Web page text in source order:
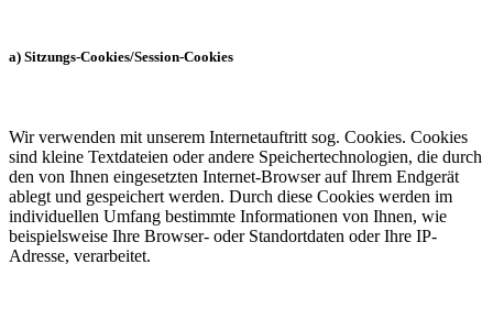
a) Sitzungs-Cookies/Session-Cookies
Wir verwenden mit unserem Internetauftritt sog. Cookies. Cookies
sind kleine Textdateien oder andere Speichertechnologien, die durch
den von Ihnen eingesetzten Internet-Browser auf Ihrem Endgerät
ablegt und gespeichert werden. Durch diese Cookies werden im
individuellen Umfang bestimmte Informationen von Ihnen, wie
beispielsweise Ihre Browser- oder Standortdaten oder Ihre IP-
Adresse, verarbeitet.